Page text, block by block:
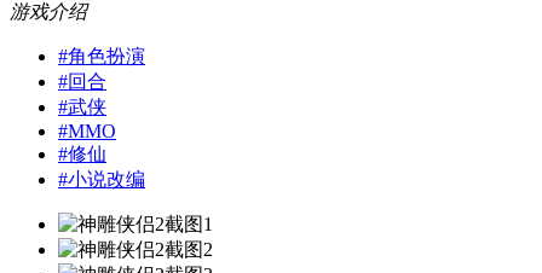
游戏介绍
#角色扮演
#回合
#武侠
#MMO
#修仙
#小说改编